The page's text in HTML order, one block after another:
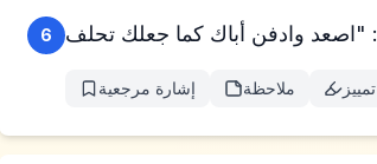
6
إشارة مرجعية ملاحظة تمييز